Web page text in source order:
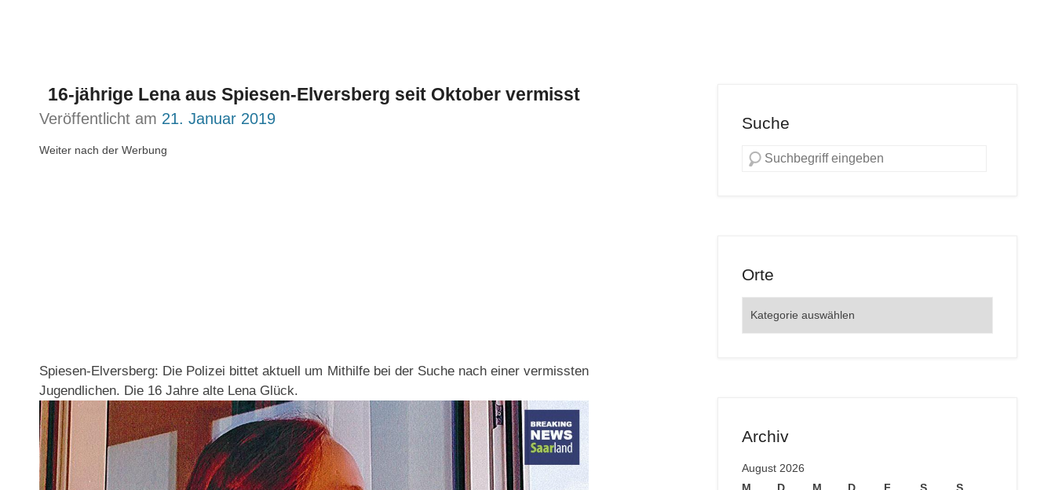
16-jährige Lena aus Spiesen-Elversberg seit Oktober vermisst
Veröffentlicht am 21. Januar 2019
Weiter nach der Werbung
Spiesen-Elversberg: Die Polizei bittet aktuell um Mithilfe bei der Suche nach einer vermissten
Jugendlichen. Die 16 Jahre alte Lena Glück.
Suche
Orte
Archiv
August 2026